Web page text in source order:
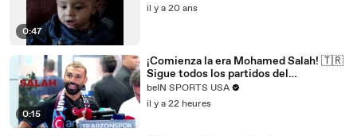
0:47
il y a 20 ans
0:15
¡Comienza la era Mohamed Salah! 🇹🇷
Sigue todos los partidos del
Trabzonspor por beIN SPORTS
beIN SPORTS USA
il y a 22 heures